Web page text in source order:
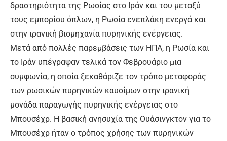
δραστηριότητα της Ρωσίας στο Ιράν και του μεταξύ
τους εμπορίου όπλων, η Ρωσία ενεπλάκη ενεργά και
στην ιρανική βιομηχανία πυρηνικής ενέργειας.
Μετά από πολλές παρεμβάσεις των ΗΠΑ, η Ρωσία και
το Ιράν υπέγραψαν τελικά τον Φεβρουάριο μια
συμφωνία, η οποία ξεκαθάριζε τον τρόπο μεταφοράς
των ρωσικών πυρηνικών καυσίμων στην ιρανική
μονάδα παραγωγής πυρηνικής ενέργειας στο
Μπουσέχρ. Η βασική ανησυχία της Ουάσινγκτον για το
Μπουσέχρ ήταν ο τρόπος χρήσης των πυρηνικών